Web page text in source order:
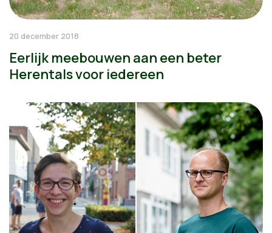
20 december 2018
Eerlijk meebouwen aan een beter
Herentals voor iedereen